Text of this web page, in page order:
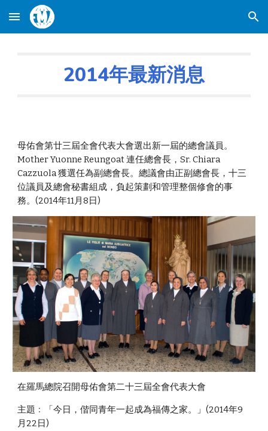
Skip to main content Skip to navigation
2014年最新消息
母佑會第廿三屆全會代表大會選出新一屆的總會議員。
Mother Yuonne Reungoat 連任總會長，Sr. Chiara
Cazzuola 獲選任為副總會長。總議會由正副總會長，十三
位議員及總會秘書組成，負起策劃和管理整個修會的事
務。(2014年11月8日)
在羅馬總院召開母佑會第二十三屆全會代表大會
主題﹕「今日，偕同青年一起成為福傳之家。」(2014年9
月22日)